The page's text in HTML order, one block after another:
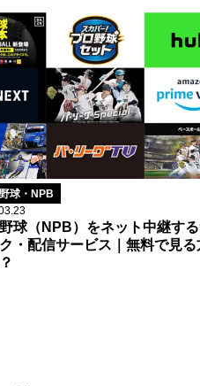
球・NPB
球（NPB）をネット中継す
・配信サービス｜無料で見る